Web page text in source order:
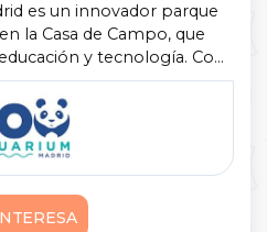
es un innovador parque
la Casa de Campo, que
y tecnología. Con
aviario interactivo, ofrece a
...Mostrar más